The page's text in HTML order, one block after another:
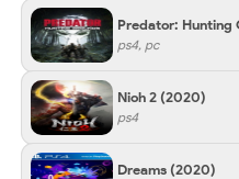
Predator: Hunting
ps4, pc
Nioh 2 (2020)
ps4
Dreams (2020)